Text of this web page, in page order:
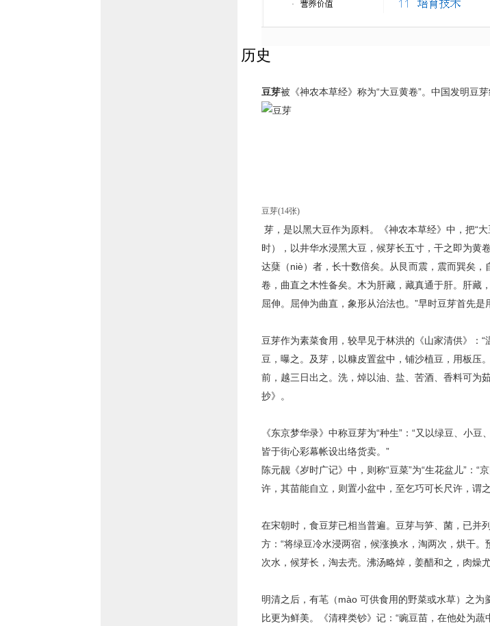
历史
豆芽被《神农本草经》称为“大豆黄卷”。中国发明豆
豆芽(14张)
芽，是以黑大豆作为原料。《神农本草经》中，把“
时），以井华水浸黑大豆，候芽长五寸，干之即为黄
达蘖（niè）者，长十数倍矣。从艮而震，震而巽矣
卷，曲直之木性备矣。木为肝藏，藏真通于肝。肝藏
屈伸。屈伸为曲直，象形从治法也。”早时豆芽首先是
豆芽作为素菜食用，较早见于林洪的《山家清供》：
豆，曝之。及芽，以糠皮置盆中，铺沙植豆，用板压
前，越三日出之。洗，焯以油、盐、苦酒、香料可为
抄》。
《东京梦华录》中称豆芽为“种生”：“又以绿豆、小
皆于街心彩幕帐设出络货卖。”
陈元靓《岁时广记》中，则称“豆菜”为“生花盆儿”：
许，其苗能自立，则置小盆中，至乞巧可长尺许，谓
在宋朝时，食豆芽已相当普遍。豆芽与笋、菌，已并
方：“将绿豆冷水浸两宿，候涨换水，淘两次，烘干
次水，候芽长，淘去壳。沸汤略焯，姜醋和之，肉燥
明清之后，有芼（mào 可供食用的野菜或水草）之
比更为鲜美。《清稗类钞》记：“豌豆苗，在他处为